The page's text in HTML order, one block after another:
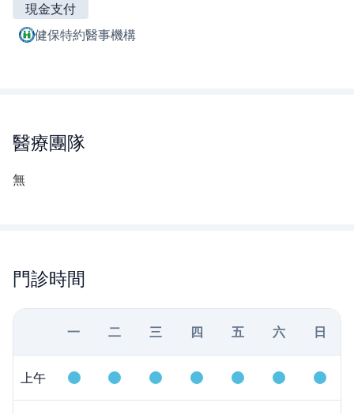
現金支付
健保特約醫事機構
醫療團隊
無
門診時間
一 二 三 四 五 六 日
上午